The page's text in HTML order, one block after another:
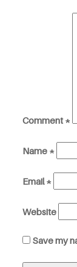
Comment*
Name *
Email*
Website
Save my